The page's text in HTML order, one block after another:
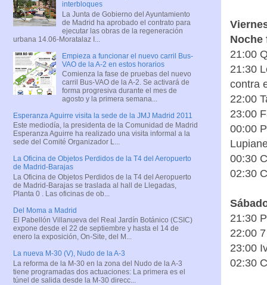
Noche
21:00
21:30
contra
22:00
23:00
00:00
00:30
02:30
21:30
22:00
23:00
02:30
interbloques
La Junta de Gobierno del Ayuntamiento
de Madrid ha aprobado el contrato para
ejecutar las obras de la regeneración
urbana 14.06-Moratalaz I...
Empieza a funcionar el nuevo carril Bus-
VAO de la A-2 en estos horarios
Comienza la fase de pruebas del nuevo
carril Bus-VAO de la A-2. Se activará de
forma progresiva durante el mes de
agosto y la primera semana...
Esperanza Aguirre visita la sede de la JMJ Madrid 2011
Este mediodía, la presidenta de la Comunidad de Madrid
Esperanza Aguirre ha realizado una visita informal a la
sede del Comité Organizador L...
La Oficina de Objetos Perdidos de la T4 del Aeropuerto
de Madrid-Barajas
La Oficina de Objetos Perdidos de la T4 del Aeropuerto
de Madrid-Barajas se traslada al hall de Llegadas,
Planta 0 . Las oficinas de ob...
Del Moma a Madrid
El Pabellón Villanueva del Real Jardín Botánico (CSIC)
expone desde el 22 de septiembre y hasta el 14 de
enero la exposición, On-Site, del M...
La nueva M-30 (V), Nudo de la A-3
La reforma de la M-30 en la zona del Nudo de la A-3
tiene programadas dos actuaciones: La primera es el
túnel de salida desde la M-30 direcc...